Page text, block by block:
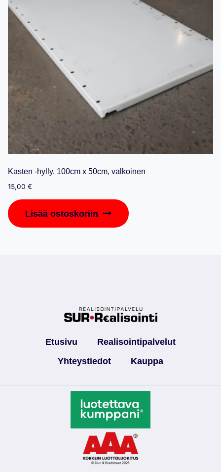
Kasten -hylly, 100cm x 50cm, valkoinen
15,00 €
Lisää ostoskoriin
Etusivu
Realisointipalvelut
Yhteystiedot
Kauppa